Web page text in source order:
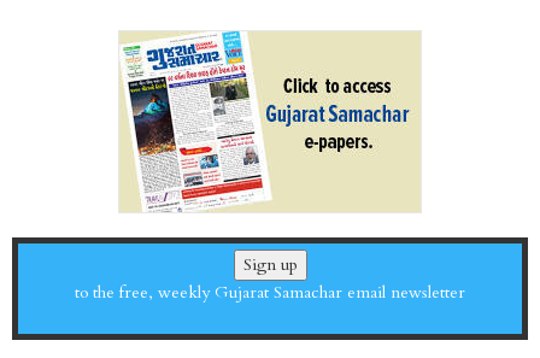
Sign up
to the free, weekly Gujarat Samachar email newsletter